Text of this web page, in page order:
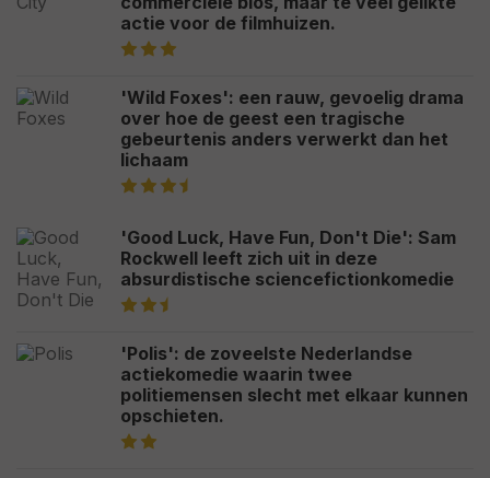
actie voor de filmhuizen.
'Wild Foxes': een rauw, gevoelig drama
over hoe de geest een tragische
gebeurtenis anders verwerkt dan het
lichaam
'Good Luck, Have Fun, Don't Die': Sam
Rockwell leeft zich uit in deze
absurdistische sciencefictionkomedie
'Polis': de zoveelste Nederlandse
actiekomedie waarin twee
politiemensen slecht met elkaar kunnen
opschieten.